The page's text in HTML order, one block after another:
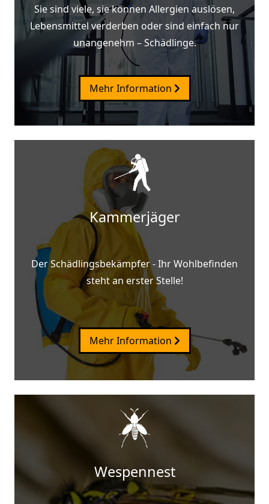
Sie sind viele, sie können Allergien auslösen,
Lebensmittel verderben oder sind einfach nur
unangenehm – Schädlinge.
Mehr Information
Kammerjäger
Der Schädlingsbekämpfer - Ihr Wohlbefinden
steht an erster Stelle!
Mehr Information
Wespennest